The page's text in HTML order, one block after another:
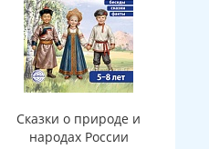
Сказки о природе и
народах России